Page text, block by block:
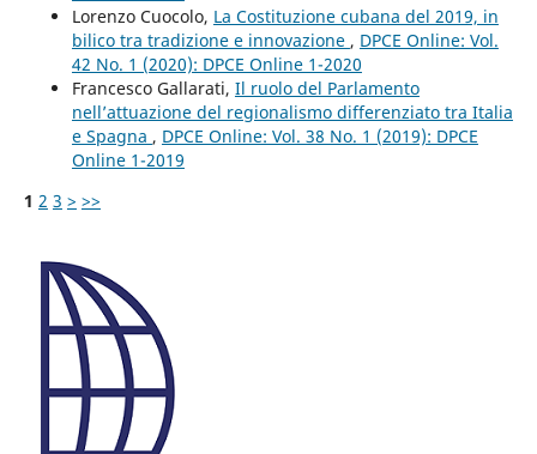
Lorenzo Cuocolo, La Costituzione cubana del 2019, in
bilico tra tradizione e innovazione , DPCE Online: Vol.
42 No. 1 (2020): DPCE Online 1-2020
Francesco Gallarati, Il ruolo del Parlamento
nell’attuazione del regionalismo differenziato tra Italia
e Spagna , DPCE Online: Vol. 38 No. 1 (2019): DPCE
Online 1-2019
1 2 3 > >>